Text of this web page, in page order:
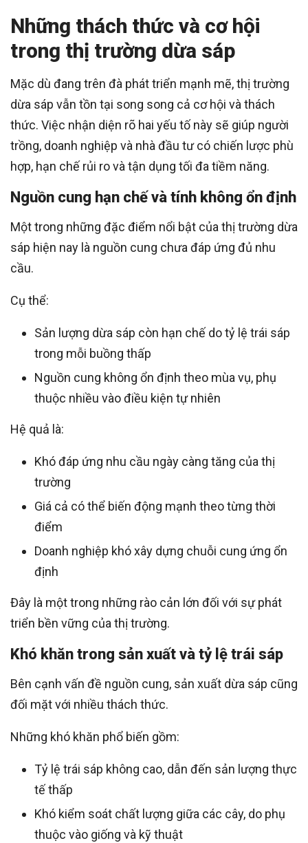
Những thách thức và cơ hội
trong thị trường dừa sáp
Mặc dù đang trên đà phát triển mạnh mẽ, thị trường
dừa sáp vẫn tồn tại song song cả cơ hội và thách
thức. Việc nhận diện rõ hai yếu tố này sẽ giúp người
trồng, doanh nghiệp và nhà đầu tư có chiến lược phù
hợp, hạn chế rủi ro và tận dụng tối đa tiềm năng.
Nguồn cung hạn chế và tính không ổn định
Một trong những đặc điểm nổi bật của thị trường dừa
sáp hiện nay là nguồn cung chưa đáp ứng đủ nhu
cầu.
Cụ thể:
Sản lượng dừa sáp còn hạn chế do tỷ lệ trái sáp
trong mỗi buồng thấp
Nguồn cung không ổn định theo mùa vụ, phụ
thuộc nhiều vào điều kiện tự nhiên
Hệ quả là:
Khó đáp ứng nhu cầu ngày càng tăng của thị
trường
Giá cả có thể biến động mạnh theo từng thời
điểm
Doanh nghiệp khó xây dựng chuỗi cung ứng ổn
định
Đây là một trong những rào cản lớn đối với sự phát
triển bền vững của thị trường.
Khó khăn trong sản xuất và tỷ lệ trái sáp
Bên cạnh vấn đề nguồn cung, sản xuất dừa sáp cũng
đối mặt với nhiều thách thức.
Những khó khăn phổ biến gồm:
Tỷ lệ trái sáp không cao, dẫn đến sản lượng thực
tế thấp
Khó kiểm soát chất lượng giữa các cây, do phụ
thuộc vào giống và kỹ thuật